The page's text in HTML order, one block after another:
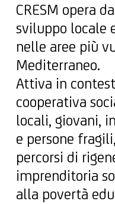
CRESM opera
sviluppo locale
nelle aree più
Mediterraneo.
Attiva in
cooperativa
locali, giovani,
e persone
percorsi di
imprenditoria
alla povertà